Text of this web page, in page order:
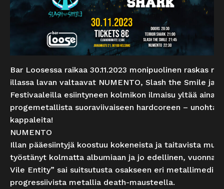
Bar Loosessa raikaa 30.11.2023 monipuolinen raskas
illassa lavan valtaavat NUMENTO, Slash the Smile ja
Festivaaleilla esiintyneen kolmikon ilmaisu yltää aina
progemetallista suoraviivaiseen hardcoreen –
kappaleita!
NUMENTO
Illan pääesiintyjä koostuu kokeneista ja taitavista
työstänyt kolmatta albumiaan ja jo edellinen, vuonna
Vile Entity” sai suitsutusta osakseen eri
progressiivista metallia death-mausteella.